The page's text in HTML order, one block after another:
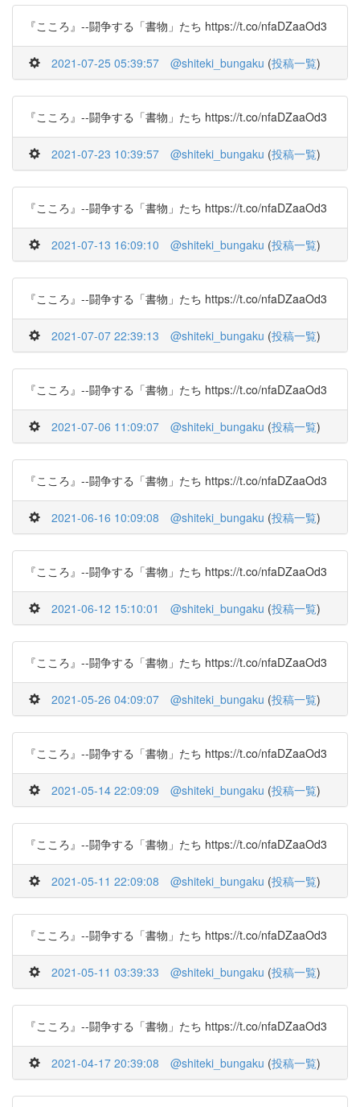
『こころ』--闘争する「書物」たち https://t.co/nfaDZaaOd3
2021-07-25 05:39:57 @shiteki_bungaku (投稿一覧)
『こころ』--闘争する「書物」たち https://t.co/nfaDZaaOd3
2021-07-23 10:39:57 @shiteki_bungaku (投稿一覧)
『こころ』--闘争する「書物」たち https://t.co/nfaDZaaOd3
2021-07-13 16:09:10 @shiteki_bungaku (投稿一覧)
『こころ』--闘争する「書物」たち https://t.co/nfaDZaaOd3
2021-07-07 22:39:13 @shiteki_bungaku (投稿一覧)
『こころ』--闘争する「書物」たち https://t.co/nfaDZaaOd3
2021-07-06 11:09:07 @shiteki_bungaku (投稿一覧)
『こころ』--闘争する「書物」たち https://t.co/nfaDZaaOd3
2021-06-16 10:09:08 @shiteki_bungaku (投稿一覧)
『こころ』--闘争する「書物」たち https://t.co/nfaDZaaOd3
2021-06-12 15:10:01 @shiteki_bungaku (投稿一覧)
『こころ』--闘争する「書物」たち https://t.co/nfaDZaaOd3
2021-05-26 04:09:07 @shiteki_bungaku (投稿一覧)
『こころ』--闘争する「書物」たち https://t.co/nfaDZaaOd3
2021-05-14 22:09:09 @shiteki_bungaku (投稿一覧)
『こころ』--闘争する「書物」たち https://t.co/nfaDZaaOd3
2021-05-11 22:09:08 @shiteki_bungaku (投稿一覧)
『こころ』--闘争する「書物」たち https://t.co/nfaDZaaOd3
2021-05-11 03:39:33 @shiteki_bungaku (投稿一覧)
『こころ』--闘争する「書物」たち https://t.co/nfaDZaaOd3
2021-04-17 20:39:08 @shiteki_bungaku (投稿一覧)